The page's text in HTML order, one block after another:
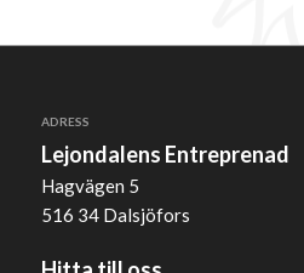
ADRESS
Lejondalens Entreprenad
Hagvägen 5
516 34 Dalsjöfors